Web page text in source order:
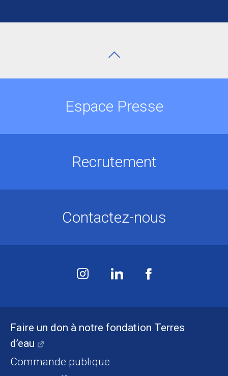
Faire un don à notre fondation Terres
d’eau
Commande publique
Espace Presse
Recrutement
Contactez-nous